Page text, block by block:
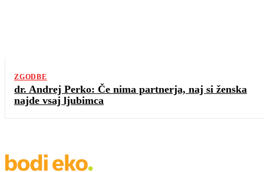
ZGODBE
dr. Andrej Perko: Če nima partnerja, naj si ženska
najde vsaj ljubimca